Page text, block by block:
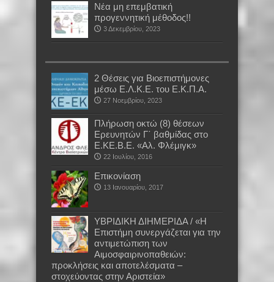
Νέα μη επεμβατική
προγεννητική μέθοδος!!
3 Δεκεμβρίου, 2023
2 Θέσεις για Βιοεπιστήμονες
μέσω Ε.Λ.Κ.Ε. του Ε.Κ.Π.Α.
27 Νοεμβρίου, 2023
Πλήρωση οκτώ (8) θέσεων
Ερευνητών Γ΄ βαθμίδας στο
Ε.ΚΕ.Β.Ε. «Αλ. Φλέμιγκ»
22 Ιουλίου, 2016
Επικονίαση
13 Ιανουαρίου, 2017
ΥΒΡΙΔΙΚΗ ΔΙΗΜΕΡΙΔΑ / «Η
Επιστήμη συνεργάζεται για την
αντιμετώπιση των
Αιμοσφαιρινοπαθειών:
προκλήσεις και αποτελέσματα –
στοχεύοντας στην Αριστεία»